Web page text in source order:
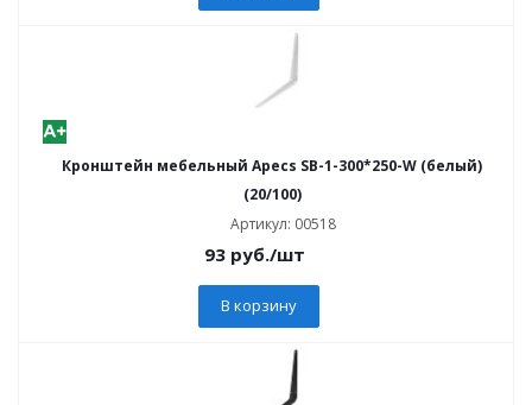
Кронштейн мебельный Apecs SB-1-300*250-W (белый)
(20/100)
Артикул: 00518
93руб./шт
В корзину